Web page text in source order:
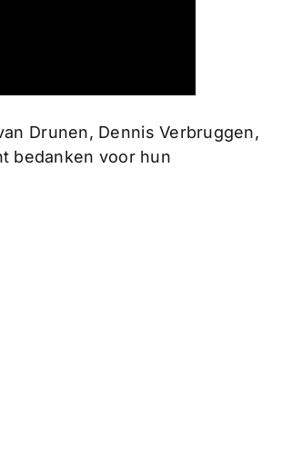
Drunen, Dennis Verbruggen,
bedanken voor hun